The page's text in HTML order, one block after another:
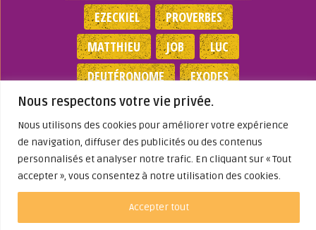
Nous respectons votre vie privée.
Nous utilisons des cookies pour améliorer votre expérience
de navigation, diffuser des publicités ou des contenus
personnalisés et analyser notre trafic. En cliquant sur « Tout
accepter », vous consentez à notre utilisation des cookies.
Accepter tout
EZECKIEL
PROVERBES
MATTHIEU
JOB
LUC
DEUTÉRONOME
EXODES
NOMBRES
JEAN 1 SAMUEL
Mentions légales|Politique de
confidentialité|Partenaires|Dieu A Agi
Dans ma Vie
© 2026